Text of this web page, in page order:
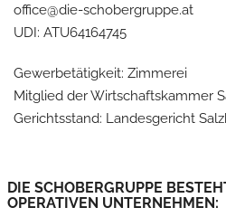
office@die-schobergruppe.at
UDI: ATU64164745
Gewerbetätigkeit: Zimmerei
Mitglied der Wirtschaftskammer
Gerichtsstand: Landesgericht
DIE SCHOBERGRUPPE
OPERATIVEN UNTERNEHMEN: